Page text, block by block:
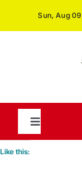
Sun, Aug
Toggle
Like this: